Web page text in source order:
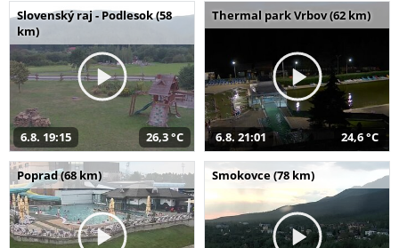
Slovenský raj - Podlesok (58
km)
6.8. 19:15 26,3 °C
Thermal park Vrbov (62 km)
6.8. 21:01 24,6 °C
Poprad (68 km) Smokovce (78 km)